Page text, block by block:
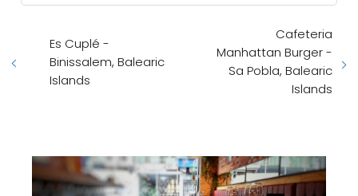
Es Cuplé -
Binissalem, Balearic
Islands
Cafeteria
Manhattan Burger -
Sa Pobla, Balearic
Islands